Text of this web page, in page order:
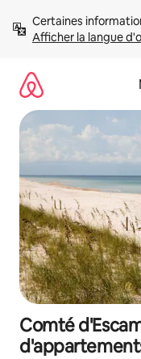
directement
Afficher la langue
Comté